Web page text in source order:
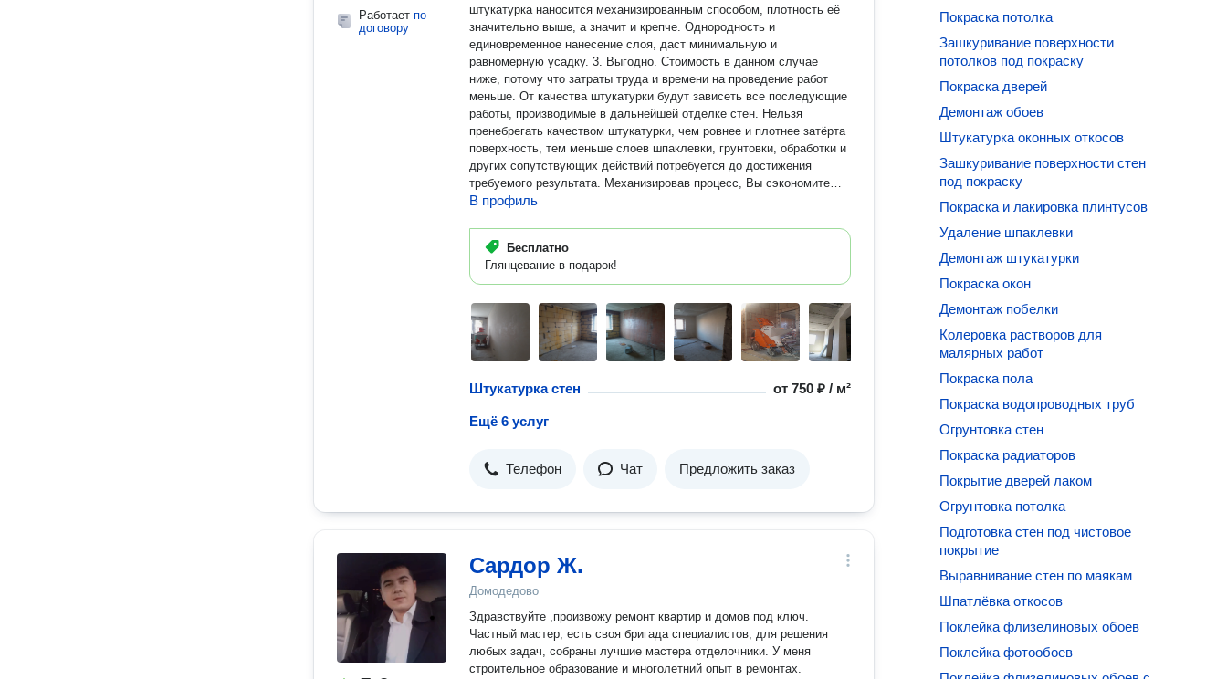
Работает по
договору
штукатурка наносится механизированным способом, плотность её
значительно выше, а значит и крепче. Однородность и
единовременное нанесение слоя, даст минимальную и
равномерную усадку. 3. Выгодно. Стоимость в данном случае
ниже, потому что затраты труда и времени на проведение работ
меньше. От качества штукатурки будут зависеть все последующие
работы, производимые в дальнейшей отделке стен. Нельзя
пренебрегать качеством штукатурки, чем ровнее и плотнее затёрта
поверхность, тем меньше слоев шпаклевки, грунтовки, обработки и
других сопутствующих действий потребуется до достижения
требуемого результата. Механизировав процесс, Вы сэкономите
свое время и деньги, получите высокое качество и подготовленную
В профиль
Бесплатно
Глянцевание в подарок!
Штукатурка стен от750 ₽ / м²
Ещё 6 услуг
Телефон Чат Предложить заказ
Сардор Ж.
Домодедово
Здравствуйте ,произвожу ремонт квартир и домов под ключ.
Частный мастер, есть своя бригада специалистов, для решения
любых задач, собраны лучшие мастера отделочники. У меня
строительное образование и многолетний опыт в ремонтах.
Покраска потолка
Зашкуривание поверхности
потолков под покраску
Покраска дверей
Демонтаж обоев
Штукатурка оконных откосов
Зашкуривание поверхности стен
под покраску
Покраска и лакировка плинтусов
Удаление шпаклевки
Демонтаж штукатурки
Покраска окон
Демонтаж побелки
Колеровка растворов для
малярных работ
Покраска пола
Покраска водопроводных труб
Огрунтовка стен
Покраска радиаторов
Покрытие дверей лаком
Огрунтовка потолка
Подготовка стен под чистовое
покрытие
Выравнивание стен по маякам
Шпатлёвка откосов
Поклейка флизелиновых обоев
Поклейка фотообоев